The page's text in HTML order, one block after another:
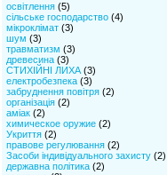
освітлення(5)
сільське господарство(4)
мікроклімат(3)
шум (3)
травматизм (3)
древесина(3)
СТИХІЙНІ ЛИХА(3)
електробезпека(3)
забруднення повітря(2)
організація(2)
аміак(2)
химическое оружие(2)
Укриття(2)
правове регулювання(2)
Засоби індивідуального захисту(2)
державна політика(2)